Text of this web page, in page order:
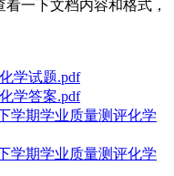
一下文档内容和格式，
学试题.pdf
学答案.pdf
学期学业质量测评化学
学期学业质量测评化学